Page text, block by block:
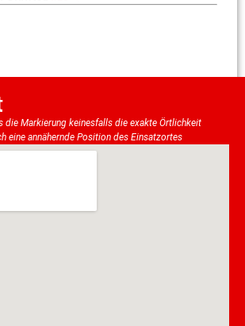
die Markierung keinesfalls die exakte Örtlichkeit
eine annähernde Position des Einsatzortes